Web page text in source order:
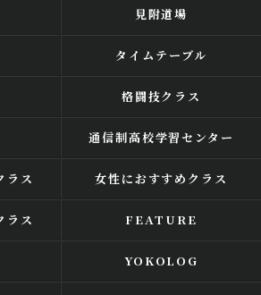
見附道場
タイムテーブル
格闘技クラス
通信制高校学習センター
ラス 女性におすすめクラス
ラス FEATURE
YOKOLOG